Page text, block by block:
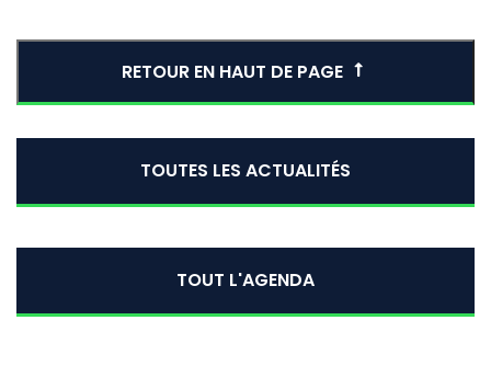
RETOUR EN HAUT DE PAGE
TOUTES LES ACTUALITÉS
TOUT L'AGENDA